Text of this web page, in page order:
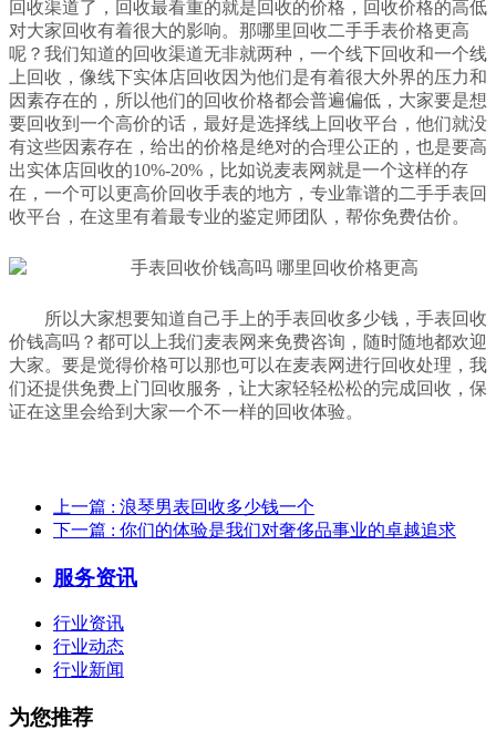
回收渠道了，回收最看重的就是回收的价格，回收价格的高低
对大家回收有着很大的影响。那哪里回收二手手表价格更高
呢？我们知道的回收渠道无非就两种，一个线下回收和一个线
上回收，像线下实体店回收因为他们是有着很大外界的压力和
因素存在的，所以他们的回收价格都会普遍偏低，大家要是想
要回收到一个高价的话，最好是选择线上回收平台，他们就没
有这些因素存在，给出的价格是绝对的合理公正的，也是要高
出实体店回收的10%-20%，比如说麦表网就是一个这样的存
在，一个可以更高价回收手表的地方，专业靠谱的二手手表回
收平台，在这里有着最专业的鉴定师团队，帮你免费估价。
所以大家想要知道自己手上的手表回收多少钱，手表回收
价钱高吗？都可以上我们麦表网来免费咨询，随时随地都欢迎
大家。要是觉得价格可以那也可以在麦表网进行回收处理，我
们还提供免费上门回收服务，让大家轻轻松松的完成回收，保
证在这里会给到大家一个不一样的回收体验。
上一篇 : 浪琴男表回收多少钱一个
下一篇 : 你们的体验是我们对奢侈品事业的卓越追求
服务资讯
行业资讯
行业动态
行业新闻
为您推荐